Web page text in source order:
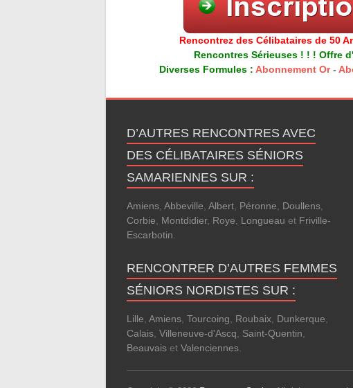
Rencontrez des Célibataires de 50
Rencontres Sérieuses ! ! ! Offre
Diverses Formules : Abonnement Or-
D’AUTRES RENCONTRES AVEC
DES CÉLIBATAIRES SÉNIORS
SAMARIENNES SUR :
Amiens Abbeville Albert Péronne Doullens
Corbie
Montdidier, Roye Longueau et Friville-
Escarbotin
RENCONTRER D’AUTRES FEMMES
SÉNIORS NORDISTES SUR :
Lille Amiens Tourcoing Roubaix Dunkerque
Calais Villeneuve-d'Ascq Saint-Quentin
Beauvais et Valenciennes